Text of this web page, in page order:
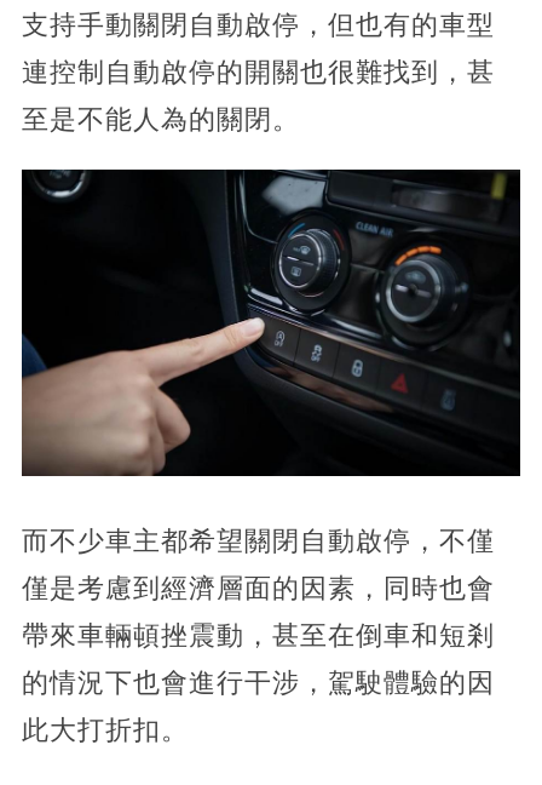
支持手動關閉自動啟停，但也有的車型
連控制自動啟停的開關也很難找到，甚
至是不能人為的關閉。
而不少車主都希望關閉自動啟停，不僅
僅是考慮到經濟層面的因素，同時也會
帶來車輛頓挫震動，甚至在倒車和短剎
的情況下也會進行干涉，駕駛體驗的因
此大打折扣。